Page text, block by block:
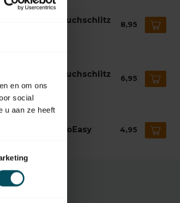
en om ons
social
u aan ze heeft
Ø 78 mit Tuchschlitz 8,95
Ø 63 mit Tuchschlitz 6,95
OctoEasy 4,95